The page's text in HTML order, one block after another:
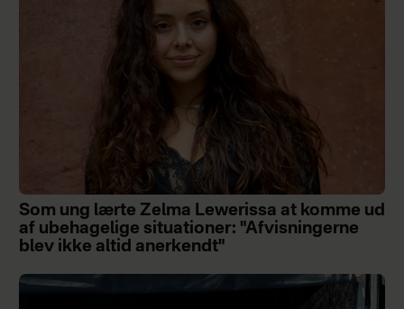
Som ung lærte Zelma Lewerissa at komme ud
af ubehagelige situationer: "Afvisningerne
blev ikke altid anerkendt"